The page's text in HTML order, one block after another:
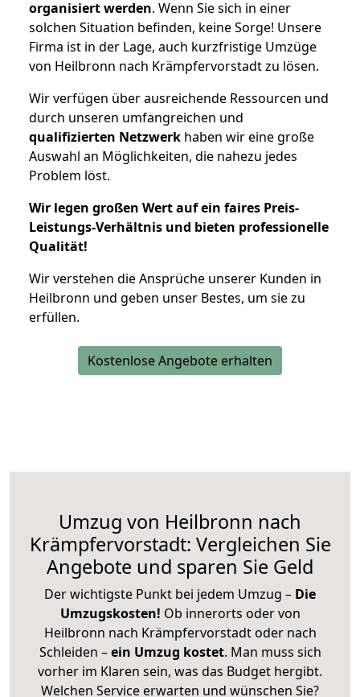
organisiert werden. Wenn Sie sich in einer
solchen Situation befinden, keine Sorge! Unsere
Firma ist in der Lage, auch kurzfristige Umzüge
von Heilbronn nach Krämpfervorstadt zu lösen.
Wir verfügen über ausreichende Ressourcen und
durch unseren umfangreichen und
qualifizierten Netzwerk haben wir eine große
Auswahl an Möglichkeiten, die nahezu jedes
Problem löst.
Wir legen großen Wert auf ein faires Preis-
Leistungs-Verhältnis und bieten professionelle
Qualität!
Wir verstehen die Ansprüche unserer Kunden in
Heilbronn und geben unser Bestes, um sie zu
erfüllen.
Kostenlose Angebote erhalten
Umzug von Heilbronn nach
Krämpfervorstadt: Vergleichen Sie
Angebote und sparen Sie Geld
Der wichtigste Punkt bei jedem Umzug – Die
Umzugskosten! Ob innerorts oder von
Heilbronn nach Krämpfervorstadt oder nach
Schleiden –ein Umzug kostet. Man muss sich
vorher im Klaren sein, was das Budget hergibt.
Welchen Service erwarten und wünschen Sie?